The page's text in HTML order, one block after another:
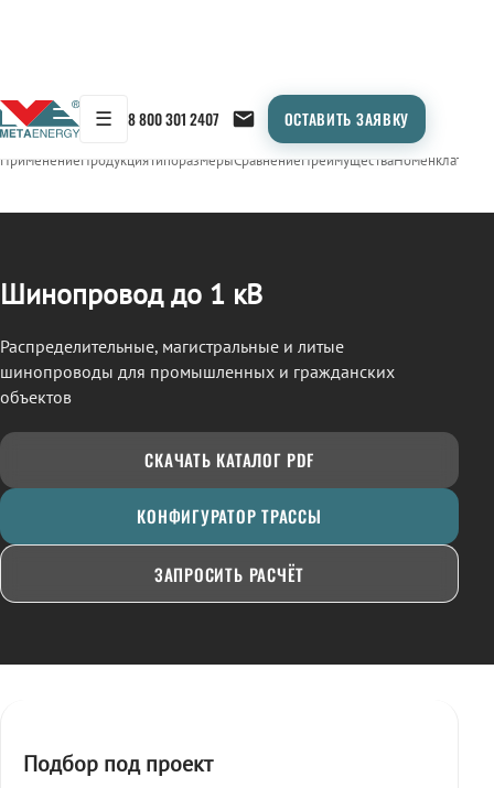
☰ 8 800 301 2407 ОСТАВИТЬ ЗАЯВКУ
← Продукция/ШИНОПРОВОД
ПрименениеПродукцияТипоразмерыСравнениеПреимуществаНоменклатура
Шинопровод до 1 кВ
Распределительные, магистральные и литые
шинопроводы для промышленных и гражданских
объектов
СКАЧАТЬ КАТАЛОГ PDF
КОНФИГУРАТОР ТРАССЫ
ЗАПРОСИТЬ РАСЧЁТ
Подбор под проект